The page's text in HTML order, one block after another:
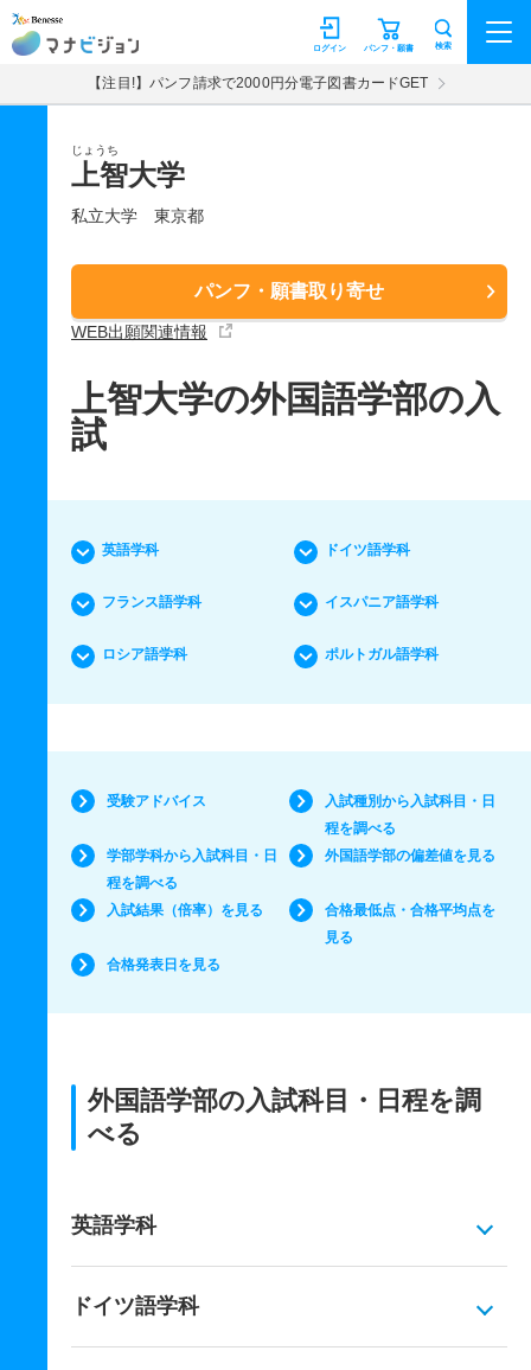
マナビジョン パンフ・願書
ログイン 検索
【注目!】パンフ請求で2000円分電子図書カードGET
じょうち
上智大学
私立大学 東京都
パンフ・願書取り寄せ
WEB出願関連情報
上智大学の外国語学部の入
試
英語学科 ドイツ語学科
フランス語学科 イスパニア語学科
ロシア語学科 ポルトガル語学科
受験アドバイス
入試種別から入試科目・日
程を調べる
学部学科から入試科目・日
程を調べる
外国語学部の偏差値を見る
入試結果（倍率）を見る
合格最低点・合格平均点を
見る
合格発表日を見る
外国語学部の入試科目・日程を調
べる
英語学科
ドイツ語学科